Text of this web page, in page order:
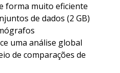
forma muito eficiente
de dados (2 GB)
uma análise global
de comparações de